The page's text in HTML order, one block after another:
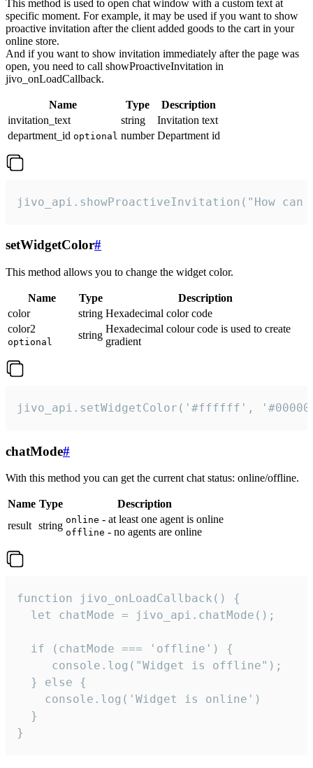
This method is used to open chat window with a custom text at
specific moment. For example, it may be used if you want to show
proactive invitation after the client added goods to the cart in your
online store.
And if you want to show invitation immediately after the page was
open, you need to call showProactiveInvitation in
jivo_onLoadCallback.
Name Type
Description
invitation_text
string
Invitation text
department_id optional number Department id
jivo_api.showProactiveInvitation("How
setWidgetColor#
This method allows you to change the widget color.
Name Type
Description
color
string Hexadecimal color code
color2
optional
string
Hexadecimal colour code is used to create
gradient
jivo_api.setWidgetColor('#ffffff',
chatMode#
With this method you can get the current chat status: online/offline.
Name Type
Description
result string online - at least one agent is online
offline - no agents are online
function jivo_onLoadCallback() {
  let chatMode = jivo_api.chatMode();
  if (chatMode === 'offline') {
     console.log("Widget is offline");
  } else {
    console.log('Widget is online')
  }
}